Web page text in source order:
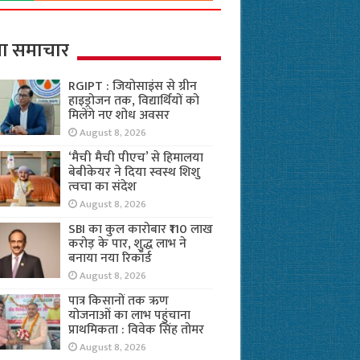
समाचार
RGIPT : जियोसाइंस से ग्रीन
हाइड्रोजन तक, विद्यार्थियों को
मिलेंगे नए शोध अवसर
August 8, 2026
‘मैची मैची पीएच’ से हिमालया
बेबीकेयर ने दिया स्वस्थ शिशु
त्वचा का संदेश
August 8, 2026
SBI का कुल कारोबार ₹110 लाख
करोड़ के पार, शुद्ध लाभ ने
बनाया नया रिकॉर्ड
August 8, 2026
पात्र किसानों तक ऋण
योजनाओं का लाभ पहुंचाना
प्राथमिकता : विवेक सिंह तोमर
August 8, 2026